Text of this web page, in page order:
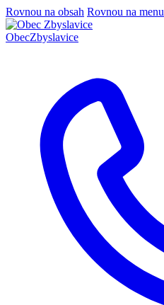
Rovnou na obsah Rovnou na menu
ObecZbyslavice